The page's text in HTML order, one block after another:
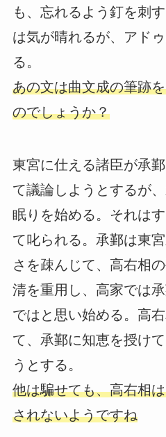
も、忘れるよう釘を刺
は気が晴れるが、アド
る。
あの文は曲文成の筆跡
のでしょうか？
東宮に仕える諸臣が承
て議論しようとするが
眠りを始める。それは
て叱られる。承鄞は東
さを疎んじて、高右相
清を重用し、高家では
ではと思い始める。高
て、承鄞に知恵を授け
うとする。
他は騙せても、高右相
されないようですね